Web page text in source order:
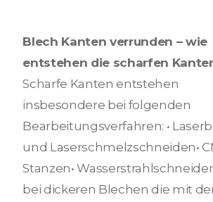
Blech Kanten verrunden – wie
entstehen die scharfen
Scharfe Kanten entstehen
insbesondere bei folgenden
Bearbeitungsverfahren: •
und Laserschmelzschneiden•
Stanzen•
bei dickeren Blechen die mit